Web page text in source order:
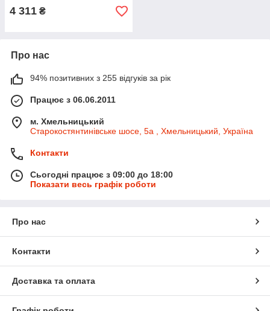
4 311 ₴
Про нас
94% позитивних з 255 відгуків за рік
Працює з 06.06.2011
м. Хмельницький
Старокостянтинівське шосе, 5а , Хмельницький, Україна
Контакти
Сьогодні працює з 09:00 до 18:00
Показати весь графік роботи
Про нас
Контакти
Доставка та оплата